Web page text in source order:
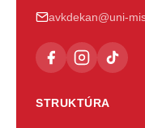
avkdekan@uni-
STRUKTÚRA